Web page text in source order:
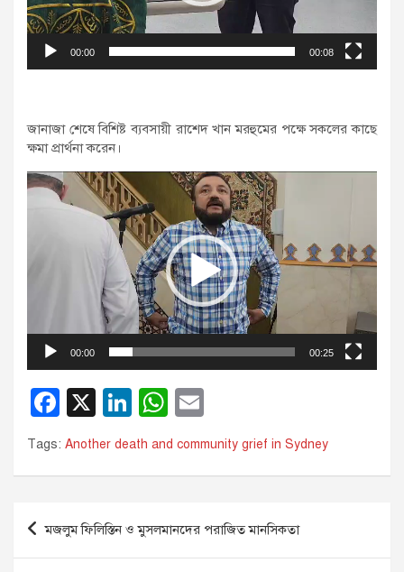
00:00 00:08
জানাজা শেষে বিশিষ্ট ব্যবসায়ী রাশেদ খান মরহুমের পক্ষে সকলের কাছে
ক্ষমা প্রার্থনা করেন।
Video
Player
00:00 00:25
F
a
c
e
b
o
X
Li
n
k
e
dI
n
W
h
at
s
A
p
m
ail
Tags: Another death and community grief in Sydney
Post
navigation
মজলুম ফিলিস্তিন ও মুসলমানদের পরাজিত মানসিকতা